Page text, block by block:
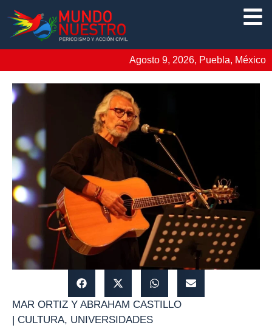
Agosto 9, 2026, Puebla, México
MAR ORTIZ Y ABRAHAM CASTILLO
| CULTURA, UNIVERSIDADES